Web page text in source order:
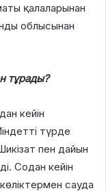
қалаларынан
облысынан
тұрады?
кейін
түрде
пен дайын
Содан кейін
сауда